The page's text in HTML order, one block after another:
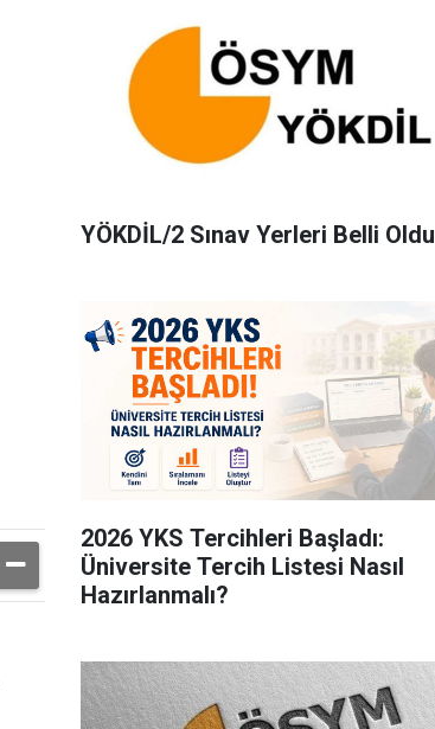
YÖKDİL/2 Sınav Yerleri Belli Oldu
2026 YKS Tercihleri Başladı:
Üniversite Tercih Listesi Nasıl
Hazırlanmalı?